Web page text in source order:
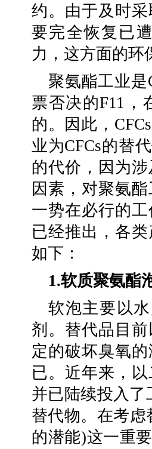
约。由于及时
要完全恢复已
力，这方面的环
聚氨酯工业
票否决的F11，
的。因此，
业为CFCs的替
的代价，因为
因素，对聚氨
一势在必行的
已经推出，各
如下：
1.软质聚氨酯
软泡主要以
剂。替代品目
定的破坏臭氧的
已。近年来，
并已陆续投入了
替代物。在考虑
的潜能)这一重